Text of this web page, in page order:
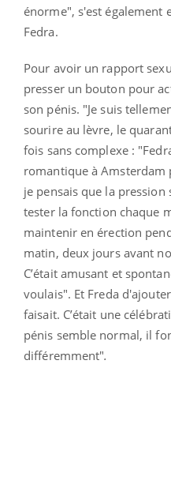
énorme", s'est également
Fedra.
Pour avoir un rapport
presser un bouton pour
son pénis. "Je suis
sourire au lèvre, le
fois sans complexe :
romantique à
je pensais que la pression
tester la fonction chaque
maintenir en érection
matin, deux jours avant
C’était amusant et
voulais". Et Freda
faisait. C’était une
pénis semble normal, il
différemment".